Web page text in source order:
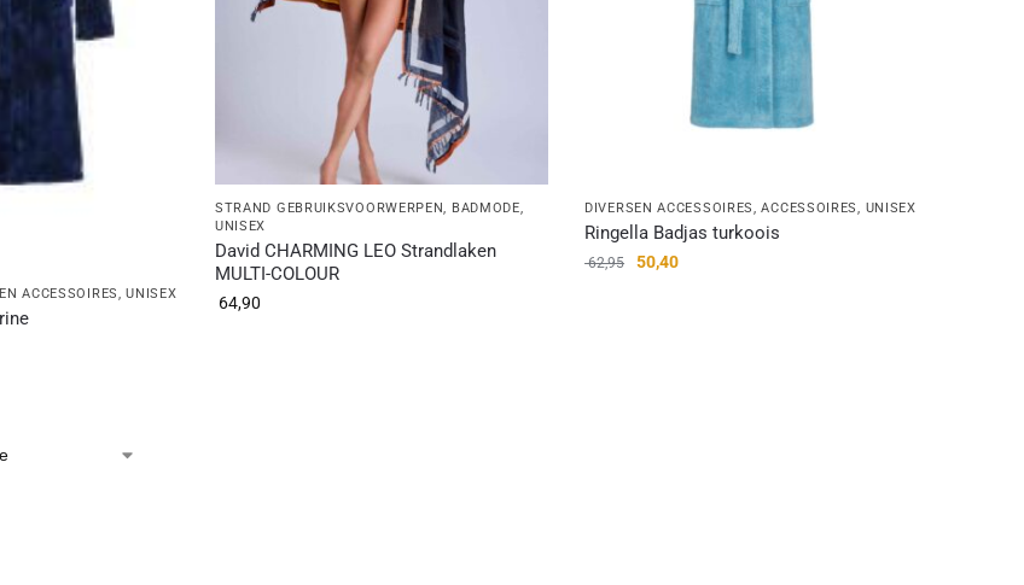
ACCESSOIRES,UNISEX
STRAND GEBRUIKSVOORWERPEN, BADMODE,
UNISEX
David CHARMING LEO Strandlaken
MULTI-COLOUR
64,90
DIVERSEN ACCESSOIRES,ACCESSOIRES, UNISEX
Ringella Badjas turkoois
62,95 50,40